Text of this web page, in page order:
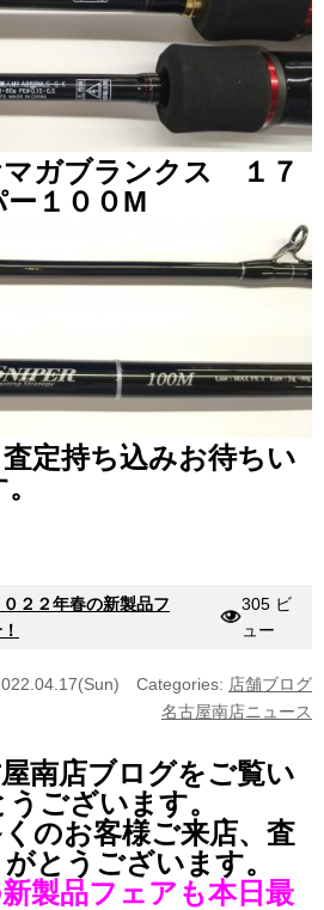
ガブランクス １７
１００M
定持ち込みお待ちい
２２年春の新製品フ
305 ビ
ュー
Categories: 店舗ブログ
名古屋南店ニュース
南店ブログをご覧い
ございます。
のお客様ご来店、査
とうございます。
製品フェアも本日最